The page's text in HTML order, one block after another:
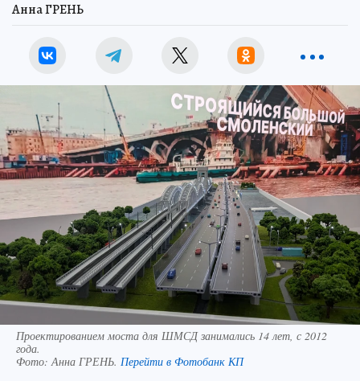
Анна ГРЕНЬ
Проектированием моста для ШМСД занимались 14 лет, с 2012
года.
Фото: Анна ГРЕНЬ. Перейти в Фотобанк КП